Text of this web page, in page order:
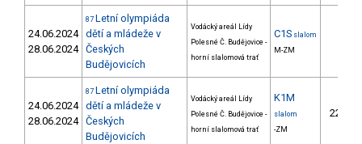
24.06.2024
28.06.2024
87 Letní olympiáda
dětí a mládeže v
Českých
Budějovicích
Vodácký areál Lídy
Polesné Č. Budějovice -
horní slalomová trať
C1S slalom
M-ZM
24.06.2024
28.06.2024
87 Letní olympiáda
dětí a mládeže v
Českých
Budějovicích
Vodácký areál Lídy
Polesné Č. Budějovice -
horní slalomová trať
K1M
slalom
-ZM
22.